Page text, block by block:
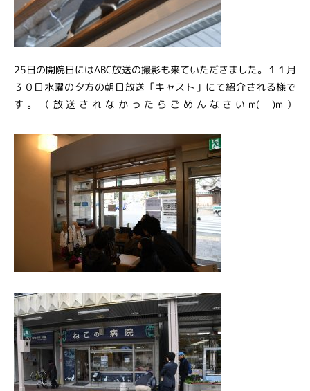
25日の開院日にはABC放送の撮影も来ていただきました。１１月
３０日水曜の夕方の朝日放送「キャスト」にて紹介される様で
す。（放送されなかったらごめんなさいm(__)m）